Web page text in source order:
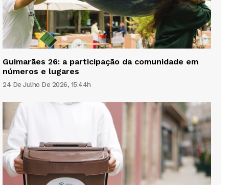
Guimarães 26: a participação da comunidade em
números e lugares
24 De Julho De 2026, 15:44h